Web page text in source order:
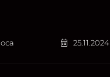
25.11.2024